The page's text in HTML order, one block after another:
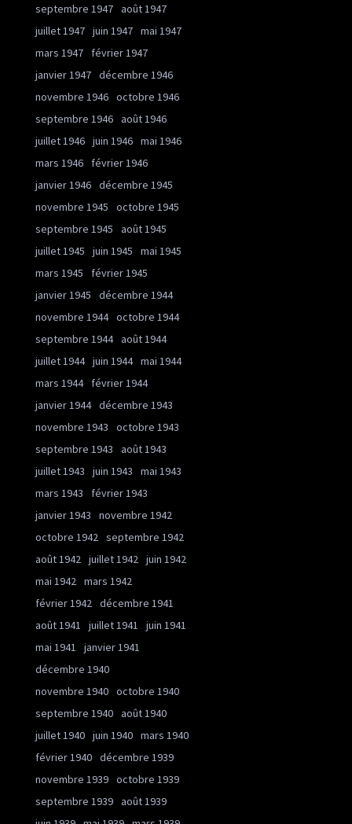
septembre 1947 août 1947
juillet 1947 juin 1947 mai 1947
mars 1947
février 1947
janvier 1947 décembre 1946
novembre 1946 octobre 1946
septembre 1946 août 1946
juillet 1946 juin 1946 mai 1946
mars 1946
février 1946
janvier 1946 décembre 1945
novembre 1945
octobre 1945
septembre 1945
août 1945
juillet 1945
juin 1945
mai 1945
mars 1945
février 1945
janvier 1945
décembre 1944
novembre 1944 octobre 1944
septembre 1944 août 1944
juillet 1944 juin 1944 mai 1944
mars 1944
février 1944
janvier 1944 décembre 1943
novembre 1943
octobre 1943
septembre 1943
août 1943
juillet 1943
juin 1943
mai 1943
mars 1943
février 1943
janvier 1943
novembre 1942
octobre 1942 septembre 1942
août 1942 juillet 1942 juin 1942
mai 1942 mars 1942
février 1942 décembre 1941
août 1941
juillet 1941
juin 1941
mai 1941
janvier 1941
décembre 1940
novembre 1940 octobre 1940
septembre 1940 août 1940
juillet 1940 juin 1940 mars 1940
février 1940 décembre 1939
novembre 1939 octobre 1939
septembre 1939 août 1939